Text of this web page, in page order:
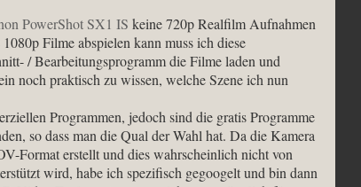
PowerShot SX1 IS keine 720p Realfilm Aufnahmen
Filme abspielen kann muss ich diese
/ Bearbeitungsprogramm die Filme laden und
noch praktisch zu wissen, welche Szene ich nun
Programmen, jedoch sind die gratis Programme
so dass man die Qual der Wahl hat. Da die Kamera
Format erstellt und dies wahrscheinlich nicht von
wird, habe ich spezifisch gegoogelt und bin dann